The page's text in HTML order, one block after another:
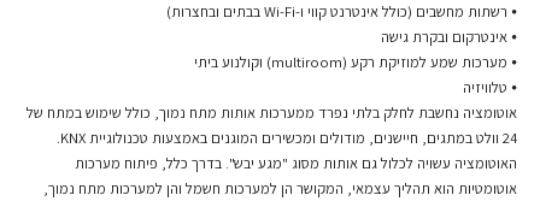
⦁ רשתות מחשבים (כולל אינטרנט קווי ו-Wi-Fi בבתים ובחצרות)
⦁ אינטרקום ובקרת גישה
⦁ מערכות שמע למוזיקת רקע (multiroom) וקולנוע ביתי
⦁ טלוויזיה
אוטומציה נחשבת לחלק בלתי נפרד ממערכות אותות מתח נמוך, כולל שימוש במתח של
24 וולט במתגים, חיישנים, מודולים ומכשירים המוגנים באמצעות טכנולוגיית KNX.
האוטומציה עשויה לכלול גם אותות מסוג "מגע יבש". בדרך כלל, פיתוח מערכות
אוטומטיות הוא תהליך עצמאי, המקושר הן למערכות חשמל והן למערכות מתח נמוך,